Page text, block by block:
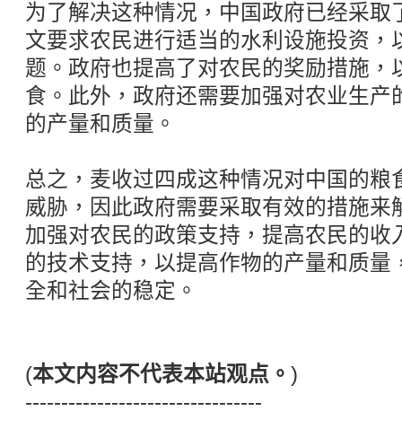
为了解决这种情况，中国政府已经采取
文要求农民进行适当的水利设施投资，
题。政府也提高了对农民的奖励措施，
食。此外，政府还需要加强对农业生产
的产量和质量。
总之，麦收过四成这种情况对中国的粮
威胁，因此政府需要采取有效的措施来
加强对农民的政策支持，提高农民的收
的技术支持，以提高作物的产量和质量
全和社会的稳定。
(本文内容不代表本站观点。 )
---------------------------------